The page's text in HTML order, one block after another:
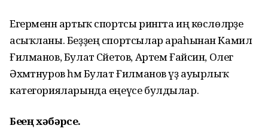
Егерменән артыҡ спортсы рингта иң көслөләрҙе
асыҡланы. Беҙҙең спортсылар араһынан Камил
Ғилманов, Булат Сәйетов, Артем Ғайсин, Олег
Әхмәтнуров һәм Булат Ғилманов үҙ ауырлыҡ
категорияларында еңеүсе булдылар.
Беҙҙең хәбәрсе.